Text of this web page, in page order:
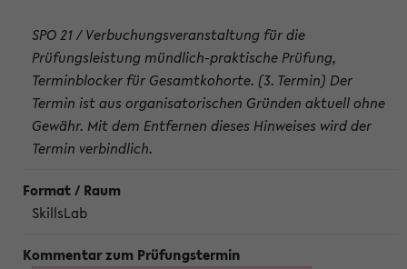
SPO 21 / Verbuchungsveranstaltung für die
Prüfungsleistung mündlich-praktische Prüfung,
Terminblocker für Gesamtkohorte. (3. Termin) Der
Termin ist aus organisatorischen Gründen aktuell ohne
Gewähr. Mit dem Entfernen dieses Hinweises wird der
Termin verbindlich.
SkillsLab